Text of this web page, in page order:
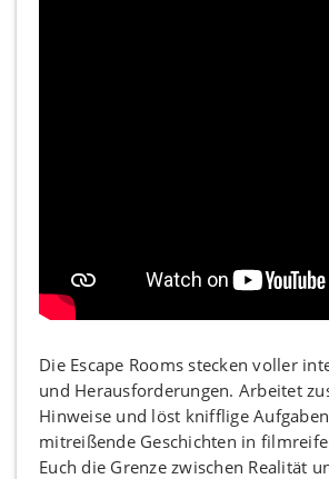
Die Escape Rooms stecken voller
und Herausforderungen. Arbeitet
Hinweise und löst knifflige
mitreißende Geschichten in
Euch die Grenze zwischen Realität